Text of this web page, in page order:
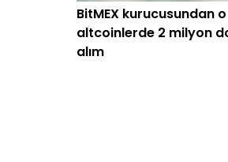
BitMEX kurucusundan o
altcoinlerde 2 milyon
alım